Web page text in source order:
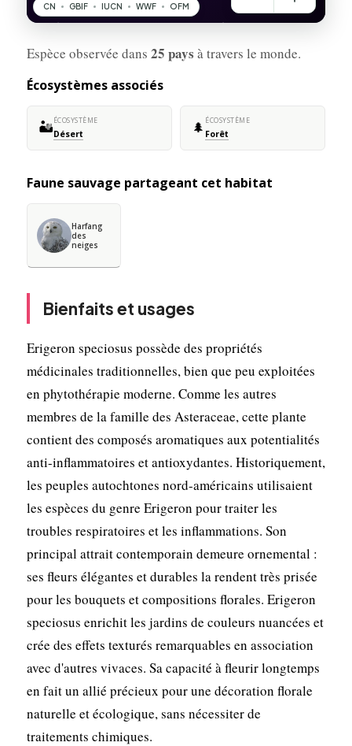
Espèce observée dans 25 pays à travers le monde.
Écosystèmes associés
🏜️ÉCOSYSTÈME
Désert 🌲 ÉCOSYSTÈME
Forêt
Faune sauvage partageant cet habitat
Harfang
des
neiges
Bienfaits et usages
Erigeron speciosus possède des propriétés
médicinales traditionnelles, bien que peu exploitées
en phytothérapie moderne. Comme les autres
membres de la famille des Asteraceae, cette plante
contient des composés aromatiques aux potentialités
anti-inflammatoires et antioxydantes. Historiquement,
les peuples autochtones nord-américains utilisaient
les espèces du genre Erigeron pour traiter les
troubles respiratoires et les inflammations. Son
principal attrait contemporain demeure ornemental :
ses fleurs élégantes et durables la rendent très prisée
pour les bouquets et compositions florales. Erigeron
speciosus enrichit les jardins de couleurs nuancées et
crée des effets texturés remarquables en association
avec d'autres vivaces. Sa capacité à fleurir longtemps
en fait un allié précieux pour une décoration florale
naturelle et écologique, sans nécessiter de
traitements chimiques.